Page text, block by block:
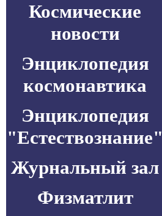
Космические
новости
Энциклопедия
космонавтика
Энциклопедия
"Естествознание"
Журнальный зал
Физматлит